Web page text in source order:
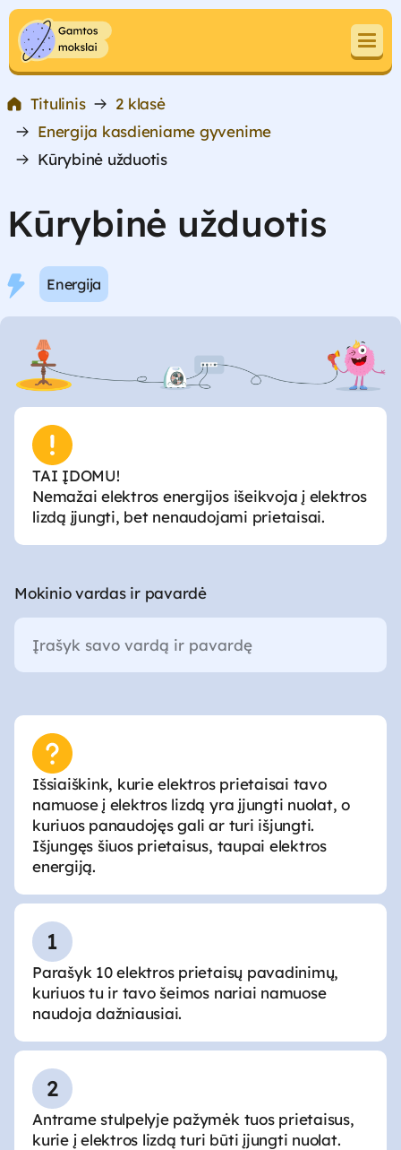
Pereiti prie turinio
Pereiti prie turinio
Titulinis
2 klasė
Energija kasdieniame gyvenime
Kūrybinė užduotis
Kūrybinė užduotis
Energija
TAI ĮDOMU!
Nemažai elektros energijos išeikvoja į elektros
lizdą įjungti, bet nenaudojami prietaisai.
Mokinio vardas ir pavardė
Išsiaiškink, kurie elektros prietaisai tavo
namuose į elektros lizdą yra įjungti nuolat, o
kuriuos panaudojęs gali ar turi išjungti.
Išjungęs šiuos prietaisus, taupai elektros
energiją.
1
Parašyk 10 elektros prietaisų pavadinimų,
kuriuos tu ir tavo šeimos nariai namuose
naudoja dažniausiai.
2
Antrame stulpelyje pažymėk tuos prietaisus,
kurie į elektros lizdą turi būti įjungti nuolat.